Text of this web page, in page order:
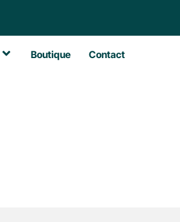
Boutique Contact